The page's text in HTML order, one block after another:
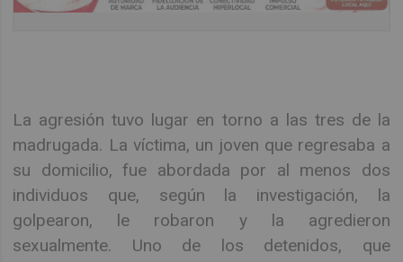
La agresión tuvo lugar en torno a las tres de la
madrugada. La víctima, un joven que regresaba a
su domicilio, fue abordada por al menos dos
individuos que, según la investigación, la
golpearon, le robaron y la agredieron
sexualmente. Uno de los detenidos, que